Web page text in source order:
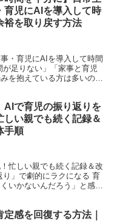
育児にAIを導入して時
裕を取り戻す方法
・育児にAIを導入して時間
足りない」「家事と育児
抱えている方は多いので
AIで育児の振り返りを
しい親でも続く記録＆
手順
忙しい親でも続く記録＆改
」で劇的にラクになる 育
いかないんだろう」と感じ
感を回復する方法｜